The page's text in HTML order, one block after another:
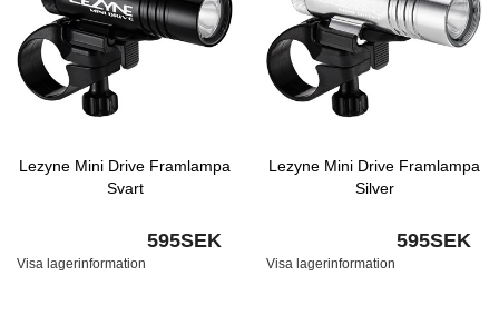
Lezyne Mini Drive Framlampa
Svart
595SEK
Visa lagerinformation
Lezyne Mini Drive Framlampa
Silver
595SEK
Visa lagerinformation